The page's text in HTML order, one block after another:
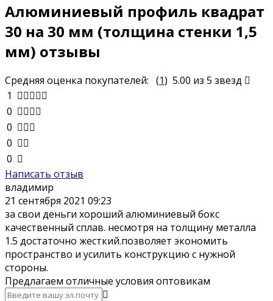
Алюминиевый профиль квадрат
30 на 30 мм (толщина стенки 1,5
мм) отзывы
Средняя оценка покупателей: (1) 5.00 из 5 звезд
1
0
0
0
0
Написать отзыв
владимир
21 сентября 2021 09:23
за свои деньги хороший алюминиевый бокс
качественный сплав. несмотря на толщину металла
1.5 достаточно жесткий.позволяет экономить
пространство и усилить конструкцию с нужной
стороны.
Предлагаем отличные условия оптовикам